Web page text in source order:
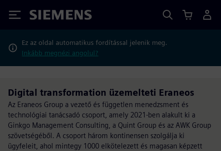
Siemens
Ez az oldal automatikus fordítással jelenik meg.
Inkább megnézi angolul?
Digital transformation üzemelteti Eraneos
Az Eraneos Group a vezető és független menedzsment és
technológiai tanácsadó csoport, amely 2021-ben alakult ki a
Ginkgo Management Consulting, a Quint Group és az AWK Group
szövetségéből. A csoport három kontinensen szolgálja ki
ügyfeleit, ahol mintegy 1000 elkötelezett és magasan képzett